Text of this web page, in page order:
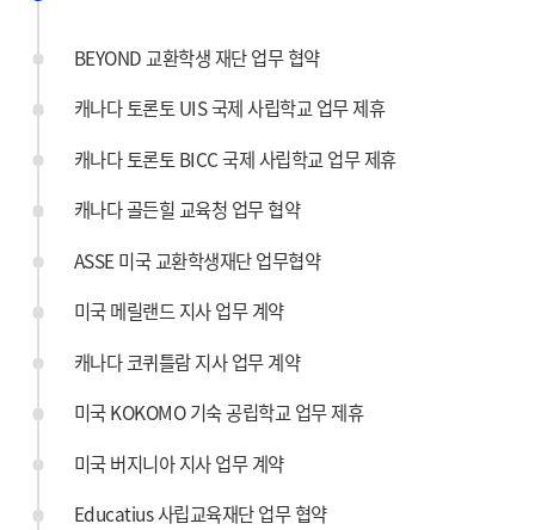
BEYOND 교환학생 재단 업무 협약
캐나다 토론토 UIS 국제 사립학교 업무 제휴
캐나다 토론토 BICC 국제 사립학교 업무 제휴
캐나다 골든힐 교육청 업무 협약
ASSE 미국 교환학생재단 업무협약
미국 메릴랜드 지사 업무 계약
캐나다 코퀴틀람 지사 업무 계약
미국 KOKOMO 기숙 공립학교 업무 제휴
미국 버지니아 지사 업무 계약
Educatius 사립교육재단 업무 협약